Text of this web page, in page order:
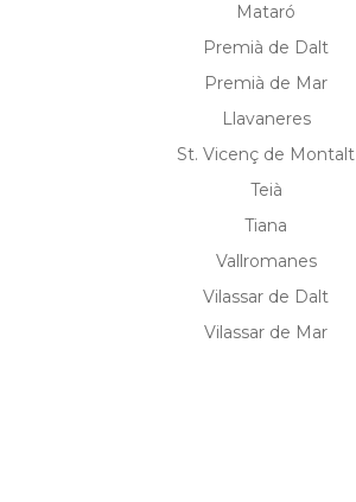
Mataró
Premià de Dalt
Premià de Mar
Llavaneres
St. Vicenç de Montalt
Teià
Tiana
Vallromanes
Vilassar de Dalt
Vilassar de Mar